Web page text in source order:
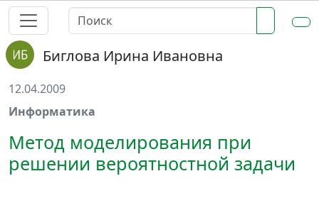
Биглова Ирина Ивановна
12.04.2009
Информатика
Метод моделирования при
решении вероятностной задачи